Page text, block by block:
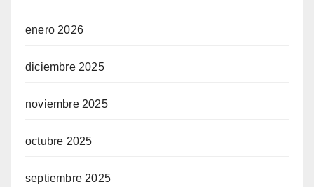
enero 2026
diciembre 2025
noviembre 2025
octubre 2025
septiembre 2025